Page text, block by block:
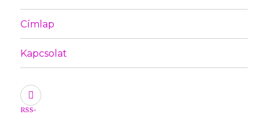
Címlap
Kapcsolat
RSS-